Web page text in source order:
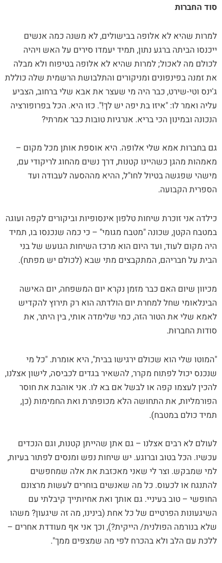
סוד החברות
למרות שהיא לא אלופה בבישולים, לא משנה כמה אנשים
ייכנסו הביתה ברגע נתון, תמיד יעמדו סירים על האש ויהיה
לכולם מה לאכול; למרות שהיא לא אלופה בטיפוח ולא מבלה
את זמנה בפינפונים ומניקורים והתלבושת הרשמית שלה כוללת
ג'ינס וטי-שירט, כבר היה מי שעצר את אבא שלי ברחוב, הצביע
עליה ואמר לו: "איזו בת יפה יש לך!". כזו היא. הכל בפרופורציה
הנכונה ובמינון הכי בריא. אנרגיות טובות כבר אמרתי?
גם בחברות אמא שלי אלופה. היא אוספת אותן מכל מקום –
מאמהות מהגן כשהיינו קטנות, דרך נשים מהחוג לריקודי עם,
מישהי שפגשה בטיול לחו"ל, ההיא מההסעה לעבודה ועד
הספרית הקבועה.
כילדה אני זוכרת שיחות טלפון אינסופיות וביקורים לקפה ועוגה
במטבח הקטן, שכונה "מטבח מגומי" – כי כמה שנכנסו בו, תמיד
היה מקום לעוד, ועד היום הוא מרכז השיחות הגועש של בני
הבית על חבריהם, המתקבצים מתי שבא (לכולם יש מפתח).
מכיוון שיום האם כבר מזמן נקרא יום המשפחה, יום האישה
הבינלאומי שחל למחרת יום הולדתה הוא רק תירוץ להקדיש
לאמא שלי את הטור הזה, כמי שלימדה אותי, בין היתר, את
סודות החברוּת.
"המוטו שלי הוא שכולם ירגישו בבית", היא אומרת. "כל מי
שנכנס יכול לפתוח מקרר, להשאיר בגדים לכביסה, לישון אצלנו,
להכין לעצמו קפה או לבשל אם בא לו. אני אוהבת את חוסר
הפורמליות, את התחושה הלא מכופתרת ואת החמימות (כן,
תמיד כולם במטבח).
לעולם לא רבים אצלנו – גם אתן שהייתן קטנות, וגם הנכדים
עכשיו. הכל בטוב וברוגע. יש שיחות נפש ומנסים לפתור בעיות,
למי שמבקש. וצר לי שאני מאכזבת את אלה שמחפשים
להתנגח או לכעוס. כל מה שאנשים בוחרים לעשות מרצונם
החופשי – טוב בעיניי. גם אותך ואת אחיותייך קיבלתי עם
השיגעונות הפרטיים של כל אחת (בינינו, מה זה שיגעון? משהו
שלא בנורמה הפולנית/ הייקית?), וכך אני אף מעודדת אחרים –
ללכת עם הלב ולא בהכרח לפי מה שמצפים ממך".